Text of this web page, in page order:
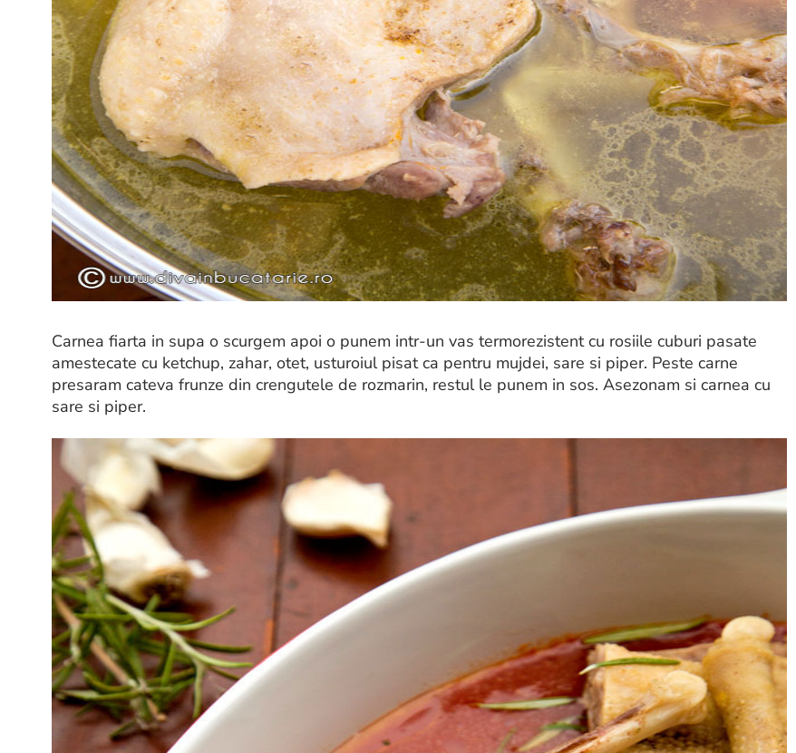
Carnea fiarta in supa o scurgem apoi o punem intr-un vas termorezistent cu rosiile cuburi pasate
amestecate cu ketchup, zahar, otet, usturoiul pisat ca pentru mujdei, sare si piper. Peste carne
presaram cateva frunze din crengutele de rozmarin, restul le punem in sos. Asezonam si carnea cu
sare si piper.